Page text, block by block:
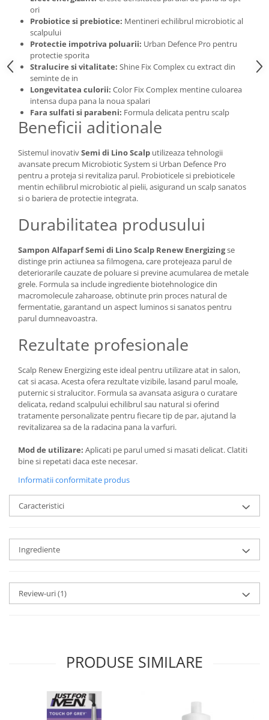
ori
Probiotice si prebiotice: Mentineri echilibrul microbiotic al
scalpului
Protectie impotriva poluarii: Urban Defence Pro pentru
protectie sporita
Stralucire si vitalitate: Shine Fix Complex cu extract din
seminte de in
Longevitatea culorii: Color Fix Complex mentine culoarea
intensa dupa pana la noua spalari
Fara sulfati si parabeni: Formula delicata pentru scalp
Beneficii aditionale
Sistemul inovativSemi di Lino Scalp utilizeaza tehnologii
avansate precum Microbiotic System si Urban Defence Pro
pentru a proteja si revitaliza parul. Probioticele si prebioticele
mentin echilibrul microbiotic al pielii, asigurand un scalp sanatos
si o bariera de protectie integrata.
Durabilitatea produsului
Sampon Alfaparf Semi di Lino Scalp Renew Energizingse
distinge prin actiunea sa filmogena, care protejeaza parul de
deteriorarile cauzate de poluare si previne acumularea de metale
grele. Formula sa include ingrediente biotehnologice din
macromolecule zaharoase, obtinute prin proces natural de
fermentatie, garantand un aspect luminos si sanatos pentru
parul dumneavoastra.
Rezultate profesionale
Scalp Renew Energizing este ideal pentru utilizare atat in salon,
cat si acasa. Acesta ofera rezultate vizibile, lasand parul moale,
puternic si stralucitor. Formula sa avansata asigura o curatare
delicata, redand scalpului echilibrul sau natural si oferind
tratamente personalizate pentru fiecare tip de par, ajutand la
revitalizarea sa de la radacina pana la varfuri.
Mod de utilizare: Aplicati pe parul umed si masati delicat. Clatiti
bine si repetati daca este necesar.
Informatii conformitate produs
Caracteristici
Ingrediente
Review-uri(1)
PRODUSE SIMILARE